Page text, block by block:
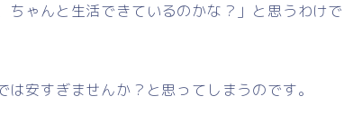
ちゃんと生活できているのかな？」と思うわけで
安すぎませんか？と思ってしまうのです。